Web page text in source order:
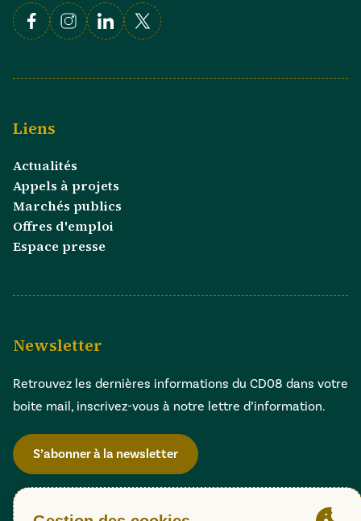
FacebookInstagramLinkedin
X
Liens
Actualités
Appels à projets
Marchés publics
Offres d'emploi
Espace presse
Newsletter
Retrouvez les dernières informations du CD08 dans votre
boite mail, inscrivez-vous à notre lettre d’information.
S’abonner à la newsletter